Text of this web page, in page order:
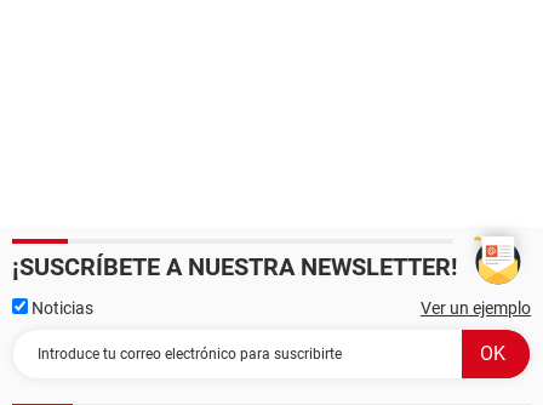
¡SUSCRÍBETE A NUESTRA NEWSLETTER!
Noticias Ver un ejemplo